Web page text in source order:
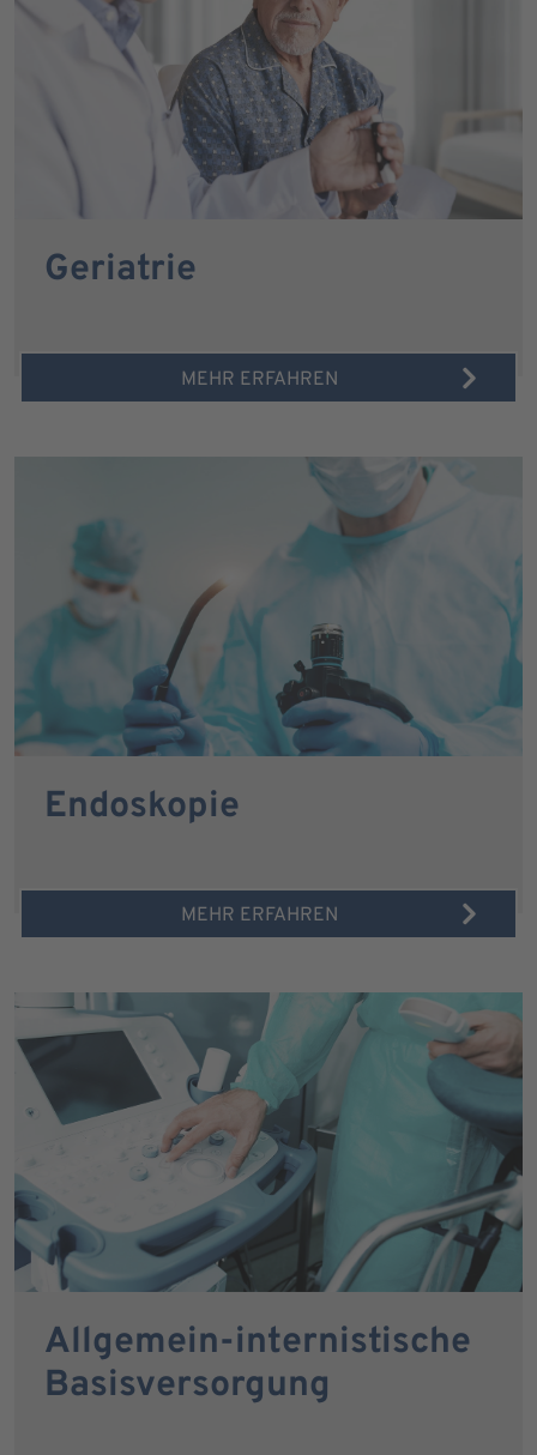
Geriatrie
MEHR ERFAHREN
Endoskopie
MEHR ERFAHREN
Allgemein-internistische
Basisversorgung